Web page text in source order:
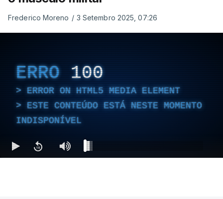
Frederico Moreno / 3 Setembro 2025, 07:26
ERRO 100
ERROR ON HTML5 MEDIA ELEMENT
ESTE CONTEÚDO ESTÁ NESTE MOMENTO
INDISPONÍVEL